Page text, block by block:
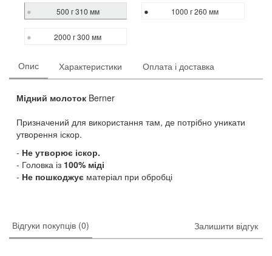
500 г 310 мм 1000 г 260 мм
2000 г 300 мм
Опис Характеристики Оплата і доставка
Мідний молоток Berner
Призначений для використання там, де потрібно уникати
утворення іскор.
Не утворює іскор.
Головка із 100% міді
Не пошкоджує матеріал при обробці
Відгуки покупців (0) Залишити відгук